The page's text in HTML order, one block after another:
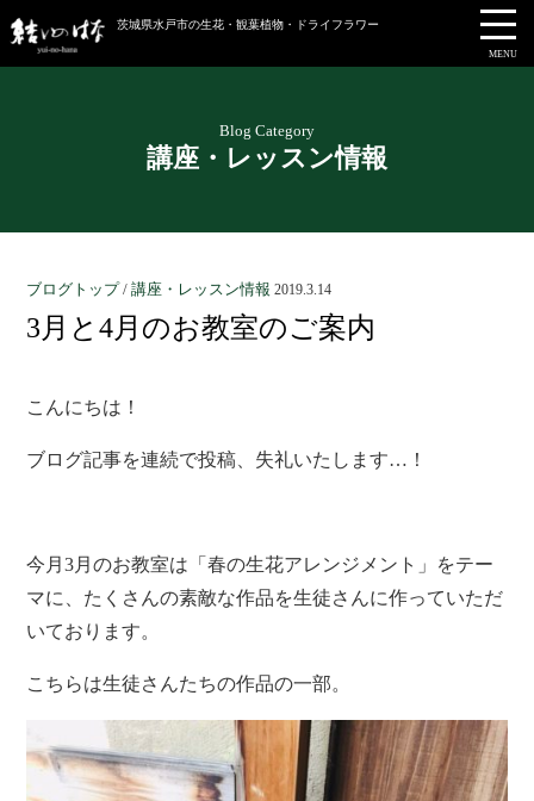
茨城県水戸市の生花・観葉植物・ドライフラワー
MENU
Blog Category
講座・レッスン情報
ブログトップ /講座・レッスン情報 2019.3.14
3月と4月のお教室のご案内
こんにちは！
ブログ記事を連続で投稿、失礼いたします…！
今月3月のお教室は「春の生花アレンジメント」をテー
マに、たくさんの素敵な作品を生徒さんに作っていただ
いております。
こちらは生徒さんたちの作品の一部。